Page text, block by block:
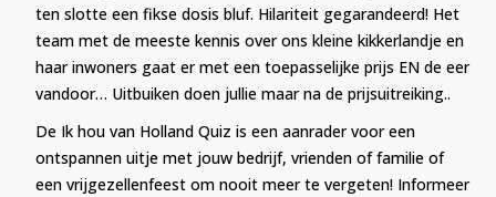
ten slotte een fikse dosis bluf. Hilariteit gegarandeerd! Het
team met de meeste kennis over ons kleine kikkerlandje en
haar inwoners gaat er met een toepasselijke prijs EN de eer
vandoor… Uitbuiken doen jullie maar na de prijsuitreiking..
De Ik hou van Holland Quiz is een aanrader voor een
ontspannen uitje met jouw bedrijf, vrienden of familie of
een vrijgezellenfeest om nooit meer te vergeten! Informeer